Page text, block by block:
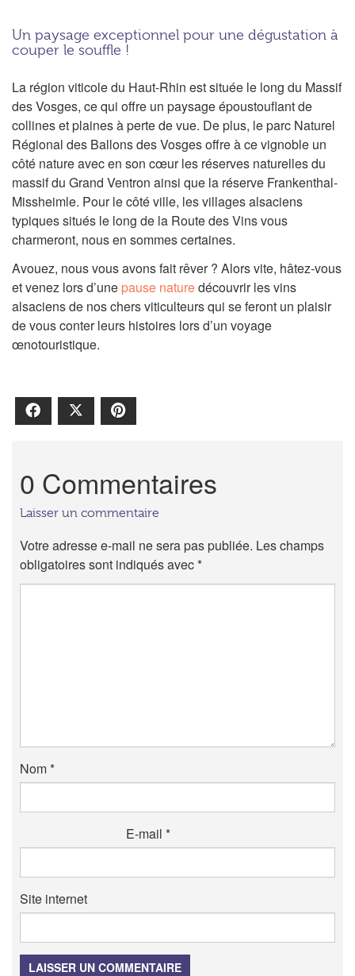
Un paysage exceptionnel pour une dégustation à
couper le souffle !
La région viticole du Haut-Rhin est située le long du Massif
des Vosges, ce qui offre un paysage époustouflant de
collines et plaines à perte de vue. De plus, le parc Naturel
Régional des Ballons des Vosges offre à ce vignoble un
côté nature avec en son cœur les réserves naturelles du
massif du Grand Ventron ainsi que la réserve Frankenthal-
Missheimle. Pour le côté ville, les villages alsaciens
typiques situés le long de la Route des Vins vous
charmeront, nous en sommes certaines.
Avouez, nous vous avons fait rêver ? Alors vite, hâtez-vous
et venez lors d’une pause naturedécouvrir les vins
alsaciens de nos chers viticulteurs qui se feront un plaisir
de vous conter leurs histoires lors d’un voyage
œnotouristique.
Facebook
0 Commentaires
Laisser un commentaire
Votre adresse e-mail ne sera pas publiée. Les champs
obligatoires sont indiqués avec*
Nom*
E-mail *
Site internet
LAISSER UN COMMENTAIRE